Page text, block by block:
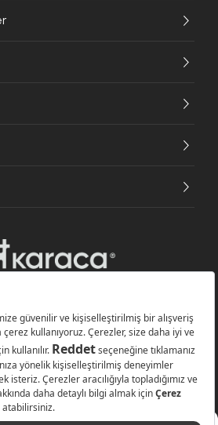
kullanılan bazı görseller yapay zekâ (AI) ile üretilmiştir.
Züccaciye A.Ş. Tüm hakları saklıdır.